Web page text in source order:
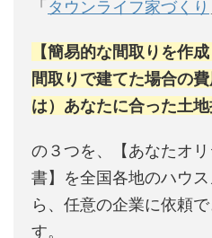
「 タウンライフ家づくり
【簡易的な間取りを作成
間取りで建てた場合の費
は）あなたに合った土地
の３つを、【あなたオ
書】を全国各地のハウ
ら、任意の企業に依頼
す。